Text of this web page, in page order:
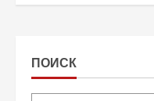
ПОИСК